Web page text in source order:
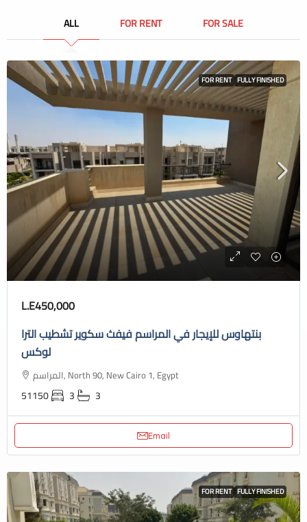
ALL FOR RENT FOR SALE
FOR RENT FULLY FINISHED
L.E450,000
بنتهاوس للإيجار في المراسم فيفث سكوير تشطيب الترا
لوكس
المراسم, North 90, New Cairo 1, Egypt
51150 3 3
Email
FOR RENT FULLY FINISHED